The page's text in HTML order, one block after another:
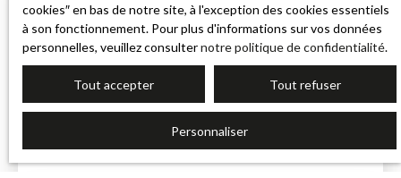
cookies″ en bas de notre site, à l'exception des cookies essentiels
à son fonctionnement. Pour plus d'informations sur vos données
personnelles, veuillez consulternotre politique de confidentialité.
Tout accepter Tout refuser
Personnaliser